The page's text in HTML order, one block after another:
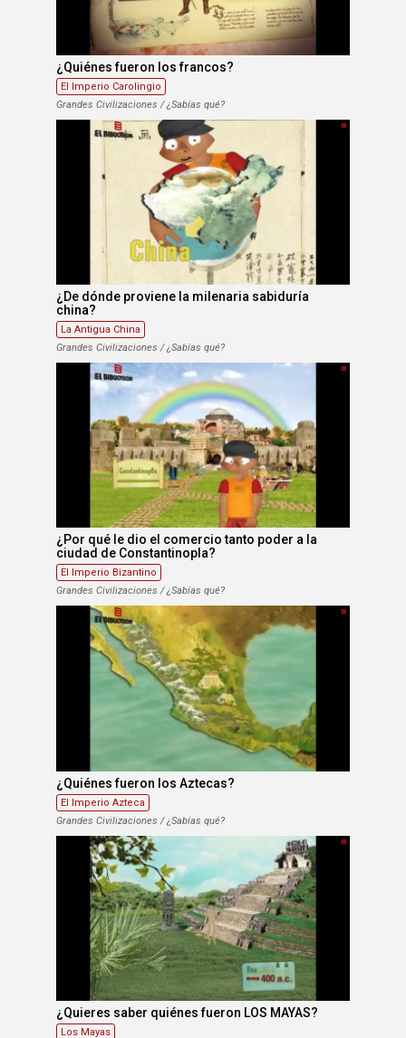
¿Quiénes fueron los francos?
El Imperio Carolingio
Grandes Civilizaciones / ¿Sabías qué?
¿De dónde proviene la milenaria sabiduría
china?
La Antigua China
Grandes Civilizaciones / ¿Sabías qué?
¿Por qué le dio el comercio tanto poder a la
ciudad de Constantinopla?
El Imperio Bizantino
Grandes Civilizaciones / ¿Sabías qué?
¿Quiénes fueron los Aztecas?
El Imperio Azteca
Grandes Civilizaciones / ¿Sabías qué?
¿Quieres saber quiénes fueron LOS MAYAS?
Los Mayas